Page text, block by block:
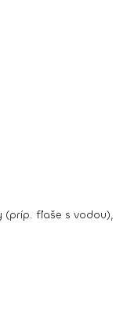
(príp. fľaše s vodou),